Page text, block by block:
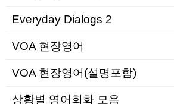
Everyday Dialogs 2
VOA 현장영어
VOA 현장영어(설명포함)
상황별 영어회화 모음